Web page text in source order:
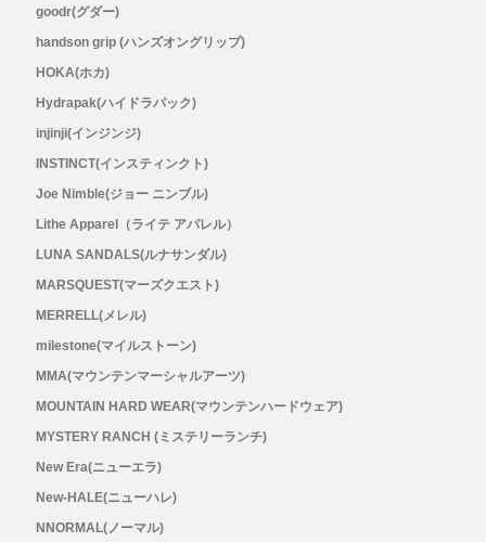
STATIC(スタティック)
THE NORTH FACE(ノースフェイス)
TETON BROS(ティートンブロス)
THY (ティーエイチワイ)
TYMER(タイマー)
UltrAspire(ウルトラスパイア)
XeroShoes（ゼロシューズ）
goodr(グダー)
handson grip (ハンズオングリップ)
HOKA(ホカ)
Hydrapak(ハイドラパック)
injinji(インジンジ)
INSTINCT(インスティンクト)
Joe Nimble(ジョー ニンブル)
Lithe Apparel（ライテ アパレル）
LUNA SANDALS(ルナサンダル)
MARSQUEST(マーズクエスト)
MERRELL(メレル)
milestone(マイルストーン)
MMA(マウンテンマーシャルアーツ)
MOUNTAIN HARD WEAR(マウンテンハードウェア)
MYSTERY RANCH (ミステリーランチ)
New Era(ニューエラ)
New-HALE(ニューハレ)
NNORMAL(ノーマル)